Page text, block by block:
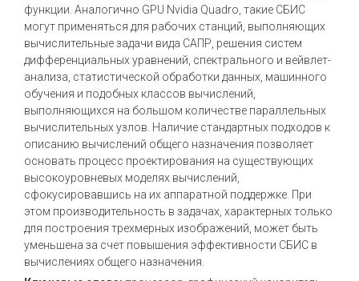
функции. Аналогично GPU Nvidia Quadro, такие СБИС
могут применяться для рабочих станций, выполняющих
вычислительные задачи вида САПР, решения систем
дифференциальных уравнений, спектрального и вейвлет-
анализа, статистической обработки данных, машинного
обучения и подобных классов вычислений,
выполняющихся на большом количестве параллельных
вычислительных узлов. Наличие стандартных подходов к
описанию вычислений общего назначения позволяет
основать процесс проектирования на существующих
высокоуровневых моделях вычислений,
сфокусировавшись на их аппаратной поддержке. При
этом производительность в задачах, характерных только
для построения трехмерных изображений, может быть
уменьшена за счет повышения эффективности СБИС в
вычислениях общего назначения.